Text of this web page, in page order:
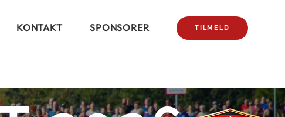
KONTAKT SPONSORER TILMELD